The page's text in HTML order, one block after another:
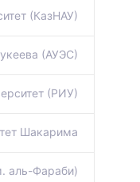
(КазНАУ)
(АУЭС)
(РИУ)
Шакарима
аль-Фараби)